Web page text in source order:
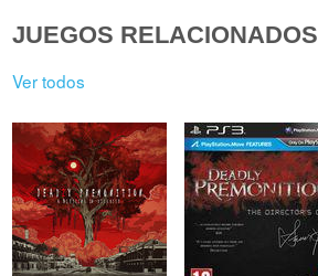
JUEGOS RELACIONADOS
Ver todos